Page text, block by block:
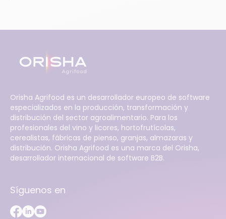
Orisha Agrifood es un desarrollador europeo de software
especializados en la producción, transformación y
distribución del sector agroalimentario. Para los
profesionales del vino y licores, hortofrutícolas,
cerealistas, fábricas de pienso, granjas, almazaras y
distribución. Orisha Agrifood es una marca del Orisha,
desarrollador internacional de software B2B.
Síguenos en